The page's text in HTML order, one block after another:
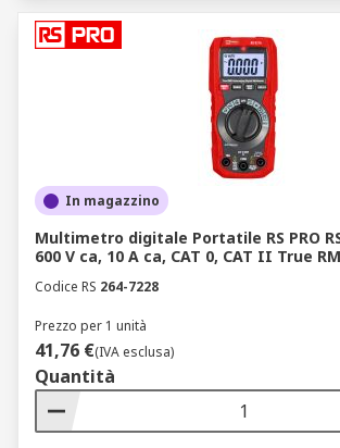
In magazzino
Multimetro digitale Portatile RS PRO
600 V ca, 10 A ca, CAT 0, CAT II True
Codice RS 264-7228
Prezzo per 1 unità
41,76 €(IVA esclusa)
Quantità